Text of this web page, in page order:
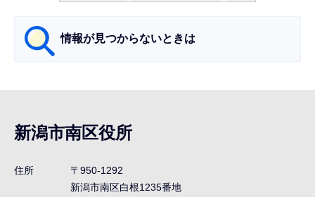
情報が見つからないときは
ナ
ビ
ゲ
新潟市南区役所
住所
〒950-1292
新潟市南区白根1235番地